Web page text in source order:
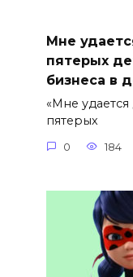
Мне
пятерых
бизнеса в
«Мне
пятерых
0 184